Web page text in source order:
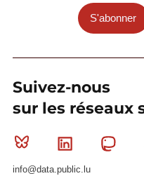
S'abonner
Suivez-nous
sur les réseaux
Bluesky Linkedin
info@data.public.lu